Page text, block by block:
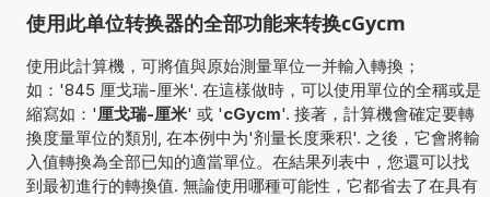
使用此单位转换器的全部功能来转换cGycm
使用此計算機，可將值與原始測量單位一并輸入轉換；
如：'845 厘戈瑞-厘米'. 在這樣做時，可以使用單位的全稱或是
縮寫如：'厘戈瑞-厘米' 或 'cGycm'. 接著，計算機會確定要轉
換度量單位的類別, 在本例中为'剂量长度乘积'. 之後，它會將輸
入值轉換為全部已知的適當單位。在結果列表中，您還可以找
到最初進行的轉換值. 無論使用哪種可能性，它都省去了在具有